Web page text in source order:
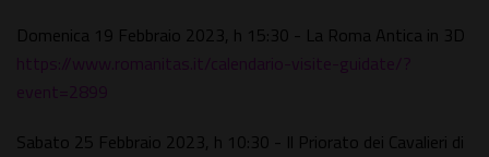
Domenica 19 Febbraio 2023, h 15:30 - La Roma Antica in 3D
https://www.romanitas.it/calendario-visite-guidate/?
event=2899
Sabato 25 Febbraio 2023, h 10:30 - Il Priorato dei Cavalieri di